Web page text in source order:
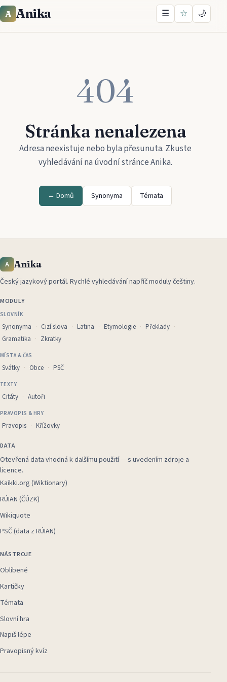
A Anika ☰ ☆ 🌙
404
Stránka nenalezena
Adresa neexistuje nebo byla přesunuta. Zkuste
vyhledávání na úvodní stránceAnika.
← Domů Synonyma Témata
A Anika
Český jazykový portál. Rychlé vyhledávání napříč moduly češtiny.
MODULY
SLOVNÍK
Synonyma Cizí slova Latina Etymologie
Překlady
Gramatika
Zkratky
MÍSTA & ČAS
Svátky Obce PSČ
TEXTY
Citáty Autoři
PRAVOPIS & HRY
Pravopis Křížovky
DATA
Otevřená data vhodná k dalšímu použití — s uvedením zdroje a
licence.
Kaikki.org (Wiktionary)
RÚIAN (ČÚZK)
Wikiquote
PSČ (data z RÚIAN)
NÁSTROJE
Oblíbené
Kartičky
Témata
Slovní hra
Napiš lépe
Pravopisný kvíz